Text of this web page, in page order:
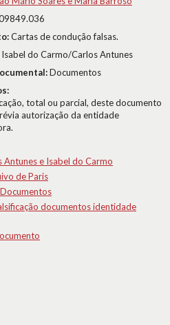
Cartas de condução falsas.
Isabel do Carmo/Carlos Antunes
Documentos
total ou parcial, deste documento
autorização da entidade
Antunes e Isabel do Carmo
de Paris
documentos identidade